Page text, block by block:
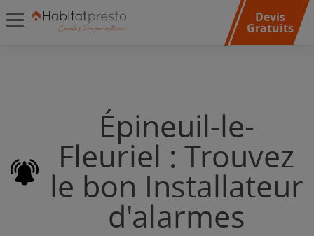
Devis
Gratuits
Épineuil-le-
Fleuriel : Trouvez
le bon Installateur
d'alarmes